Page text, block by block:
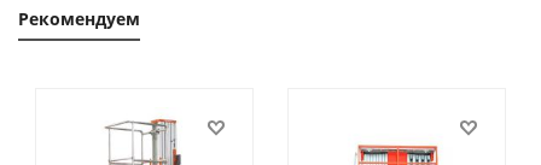
Рекомендуем